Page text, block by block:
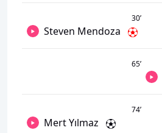
30’
Steven Mendoza
65’
74’
Mert Yılmaz